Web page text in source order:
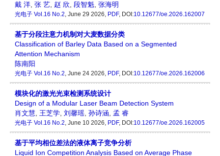
戴 洋 张 艺 赵 欣 段智魁 张海明
光电子 Vol.16 No.2, June 29 2026, PDF, DOI:10.12677/oe.2026.162007
基于分段注意力机制对大麦数据分类
Classification of Barley Data Based on a Segmented
Attention Mechanism
陈南阳
光电子 Vol.16 No.2, June 24 2026, PDF, DOI:10.12677/oe.2026.162006
模块化的激光光束检测系统设计
Design of a Modular Laser Beam Detection System
肖文慧 王芝学 刘馨瑶 孙诗涵 孟 睿
光电子 Vol.16 No.2, June 10 2026, PDF, DOI:10.12677/oe.2026.162005
基于平均相位差法的液体离子竞争分析
Liquid Ion Competition Analysis Based on Average Phase